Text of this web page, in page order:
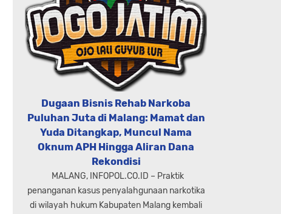
Dugaan Bisnis Rehab Narkoba
Puluhan Juta di Malang: Mamat dan
Yuda Ditangkap, Muncul Nama
Oknum APH Hingga Aliran Dana
Rekondisi
MALANG, INFOPOL.CO.ID – Praktik
penanganan kasus penyalahgunaan narkotika
di wilayah hukum Kabupaten Malang kembali